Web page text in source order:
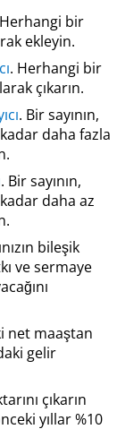
bir
ekleyin.
. Herhangi bir
çıkarın.
. Bir sayının,
daha fazla
. Bir sayının,
daha az
bileşik
ve sermaye
net maaştan
gelir
çıkarın
yıllar %10